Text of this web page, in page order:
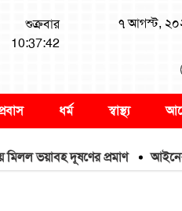
শুক্রবার
10:37:43
৭ আগস্ট,
ধর্ম স্বাস্থ্য
দূষণের প্রমাণ আইনের সহিত